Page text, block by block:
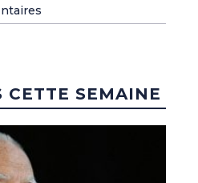
CETTE SEMAINE